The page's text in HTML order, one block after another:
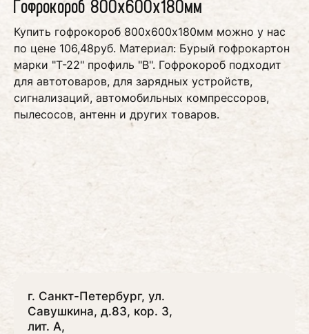
Гофрокороб 800х600х180мм
Купить гофрокороб 800х600х180мм можно у нас
по цене 106,48руб. Материал: Бурый гофрокартон
марки "Т-22" профиль "В". Гофрокороб подходит
для автотоваров, для зарядных устройств,
сигнализаций, автомобильных компрессоров,
пылесосов, антенн и других товаров.
г. Санкт-Петербург, ул.
Савушкина, д.83, кор. 3,
лит. А,